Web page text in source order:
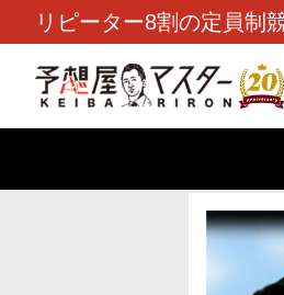
リピーター8割の定員制